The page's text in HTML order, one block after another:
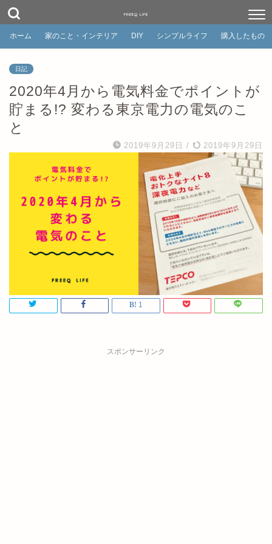
FREEQ LIFE
ホーム 家のこと・インテリア DIY シンプルライフ 購入したもの
日記
2020年4月から電気料金でポイントが
貯まる!? 変わる東京電力の電気のこ
と
2019年9月29日 / 2019年9月29日
1
スポンサーリンク